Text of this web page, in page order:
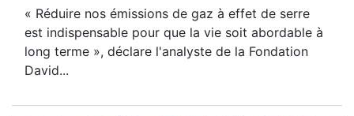
« Réduire nos émissions de gaz à effet de serre
est indispensable pour que la vie soit abordable à
long terme », déclare l'analyste de la Fondation
David...